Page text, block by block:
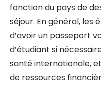
fonction du pays de
séjour. En général, les
d’avoir un passeport
d’étudiant si
santé internationale,
de ressources